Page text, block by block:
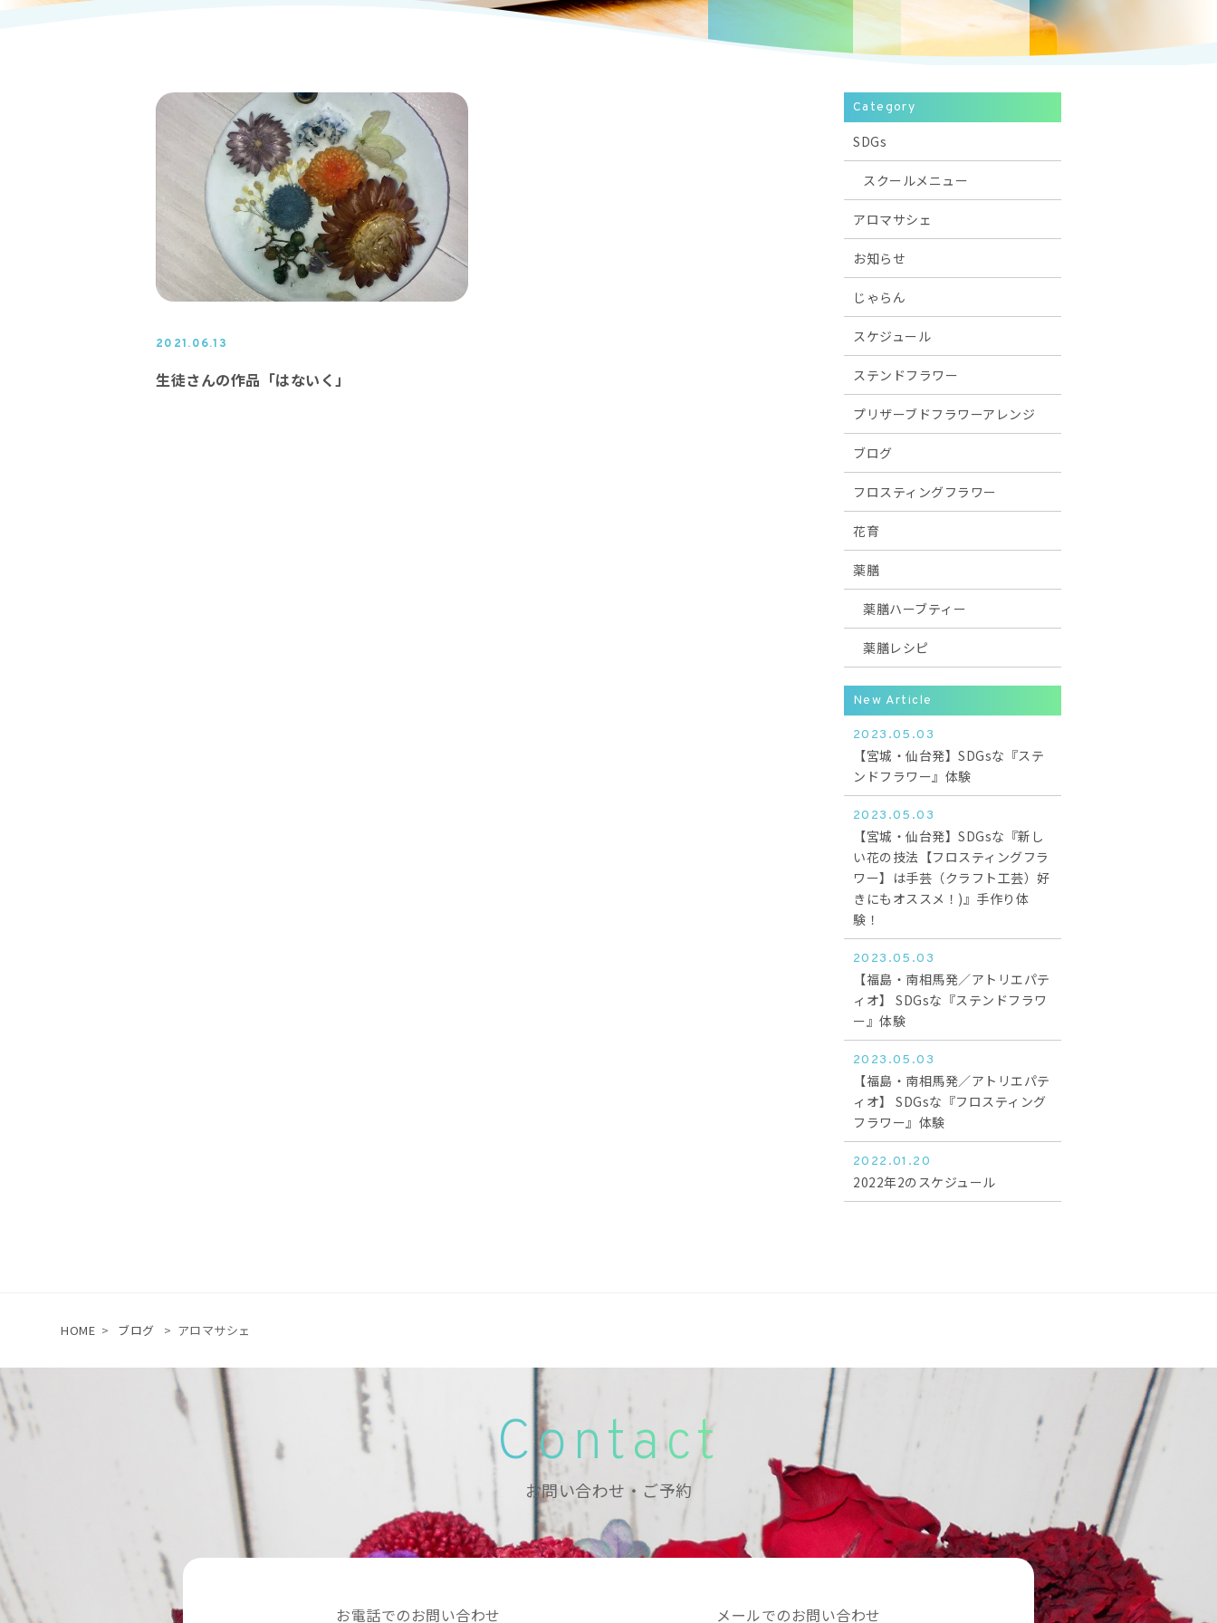
2021.06.13
生徒さんの作品「はないく」
Category
SDGs
スクールメニュー
アロマサシェ
お知らせ
じゃらん
スケジュール
ステンドフラワー
プリザーブドフラワーアレンジ
ブログ
フロスティングフラワー
花育
薬膳
薬膳ハーブティー
薬膳レシピ
New Article
2023.05.03
【宮城・仙台発】SDGsな『ステ
ンドフラワー』体験
2023.05.03
【宮城・仙台発】SDGsな『新し
い花の技法【フロスティングフラ
ワー】は手芸（クラフト工芸）好
きにもオススメ！)』手作り体
験！
2023.05.03
【福島・南相馬発／アトリエパテ
ィオ】 SDGsな『ステンドフラワ
ー』体験
2023.05.03
【福島・南相馬発／アトリエパテ
ィオ】 SDGsな『フロスティング
フラワー』体験
2022.01.20
2022年2のスケジュール
HOME > ブログ > アロマサシェ
Contact
お問い合わせ・ご予約
お電話でのお問い合わせ メールでのお問い合わせ